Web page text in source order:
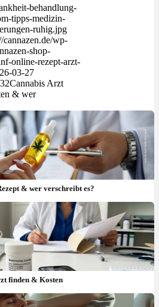
behandlung-
tipps-medizin-
ruhig.jpg
cannazen.de/wp-
shop-
online-rezept-arzt-
03-27
Cannabis Arzt
& wer
& wer verschreibt es?
finden & Kosten